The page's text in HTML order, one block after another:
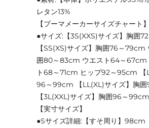
レタン13%
【プーマメーカーサイズチャー
●サイズ:【3S(XXS)サイズ】胸
【SS(XS)サイズ】胸囲76～
囲80～83cm ウエスト64～67cm
ト68～71cm ヒップ92～95cm
96～99cm 【LL(XL)サイズ】胸
【3L(XXL)サイズ】胸囲96～
【実寸サイズ】
●Sサイズ詳細:【すそ周り】